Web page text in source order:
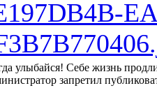
улыбайся! Себе жизнь
запретил